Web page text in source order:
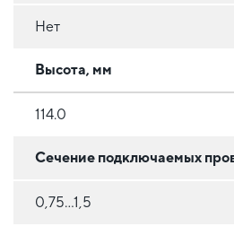
Нет
Высота, мм
114.0
Сечение подключаемых
0,75...1,5